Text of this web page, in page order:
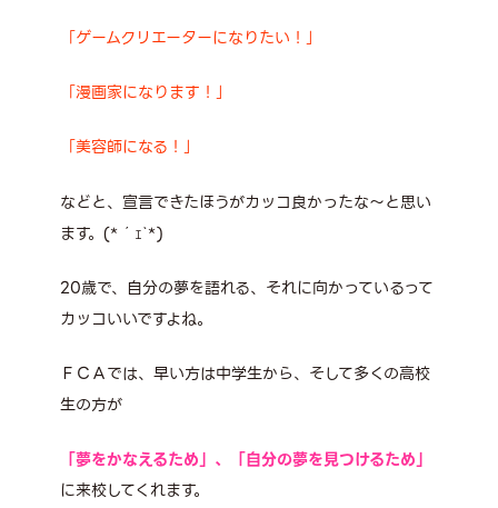
「ゲームクリエーターになりたい！」
「漫画家になります！」
「美容師になる！」
などと、宣言できたほうがカッコ良かったな～と思い
ます。(*´ｪ`*)
20歳で、自分の夢を語れる、それに向かっているって
カッコいいですよね。
ＦＣＡでは、早い方は中学生から、そして多くの高校
生の方が
「夢をかなえるため」、「自分の夢を見つけるため」
に来校してくれます。